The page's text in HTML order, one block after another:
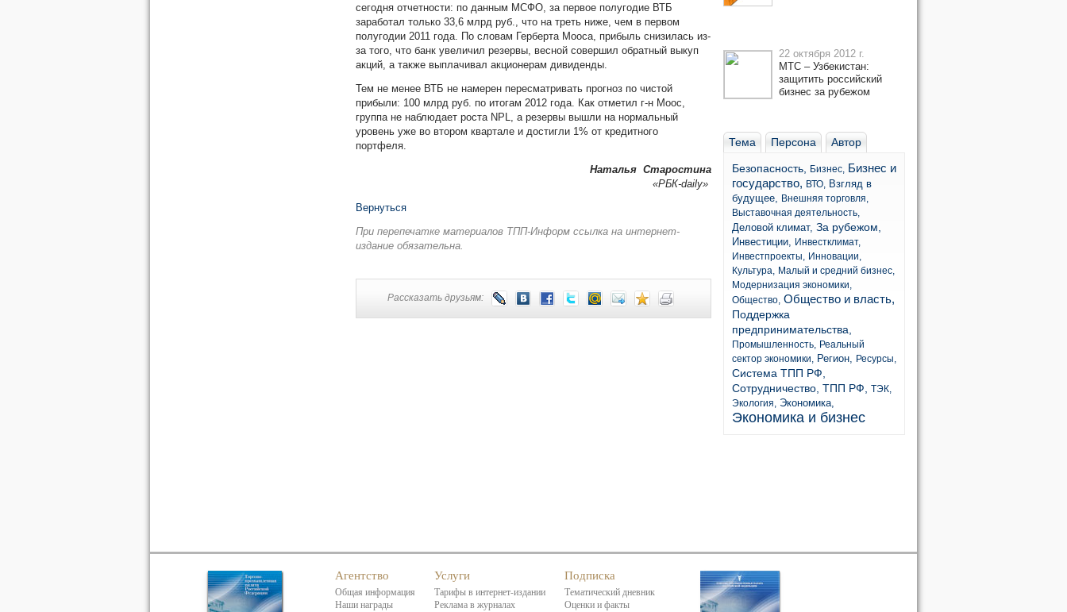
сегодня отчетности: по данным МСФО, за первое полугодие ВТБ
заработал только 33,6 млрд руб., что на треть ниже, чем в первом
полугодии 2011 года. По словам Герберта Мооса, прибыль снизилась из-
за того, что банк увеличил резервы, весной совершил обратный выкуп
акций, а также выплачивал акционерам дивиденды.
Тем не менее ВТБ не намерен пересматривать прогноз по чистой
прибыли: 100 млрд руб. по итогам 2012 года. Как отметил г-н Моос,
группа не наблюдает роста NPL, а резервы вышли на нормальный
уровень уже во втором квартале и достигли 1% от кредитного
портфеля.
Наталья Старостина
«РБК-daily»
Вернуться
При перепечатке материалов ТПП-Информ ссылка на интернет-
издание обязательна.
Рассказать друзьям:
22 октября 2012 г.
МТС – Узбекистан:
защитить российский
бизнес за рубежом
Тема Персона Автор
Безопасность, Бизнес, Бизнес и
государство, ВТО, Взгляд в
будущее, Внешняя торговля,
Выставочная деятельность,
Деловой климат, За рубежом,
Инвестиции, Инвестклимат,
Инвестпроекты, Инновации,
Культура, Малый и средний бизнес,
Модернизация экономики,
Общество, Общество и власть,
Поддержка
предпринимательства,
Промышленность, Реальный
сектор экономики, Регион, Ресурсы,
Система ТПП РФ,
Сотрудничество, ТПП РФ,
ТЭК,
Экология, Экономика,
Экономика и бизнес
Агентство
Общая информация
Наши награды
Услуги
Тарифы в интернет-издании
Реклама в журналах
Подписка
Тематический дневник
Оценки и факты